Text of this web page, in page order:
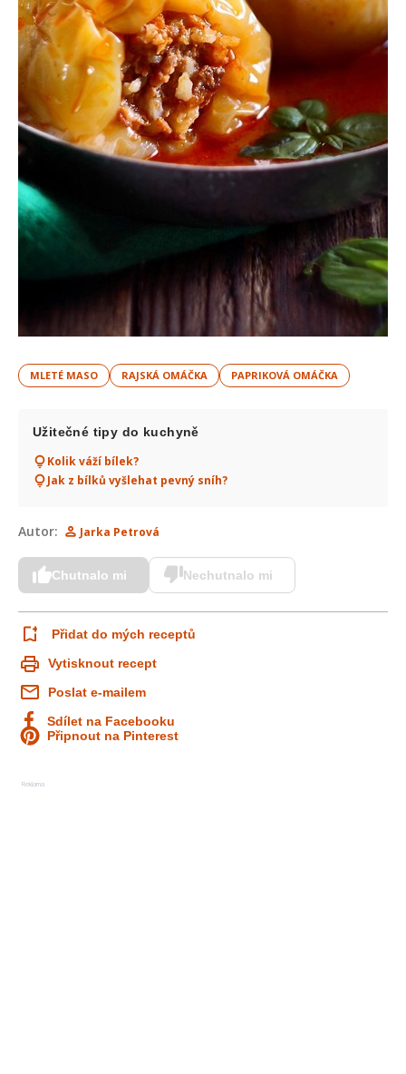
MLETÉ MASO RAJSKÁ OMÁČKA PAPRIKOVÁ OMÁČKA
Užitečné tipy do kuchyně
Kolik váží bílek?
Jak z bílků vyšlehat pevný sníh?
Autor: Jarka Petrová
Chutnalo mi Nechutnalo mi
Přidat do mých receptů
Vytisknout recept
Poslat e-mailem
Sdílet na Facebooku
Připnout na Pinterest
Reklama